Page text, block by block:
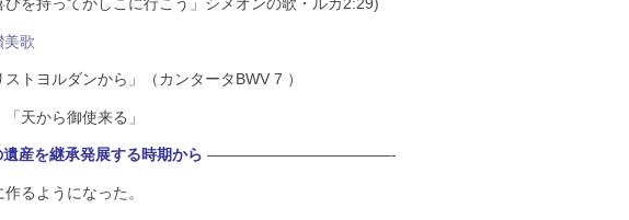
美歌
ストヨルダンから」（カンタータBWV 7 ）
「天から御使来る」
産を継承発展する時期から ————————————-
るようになった。